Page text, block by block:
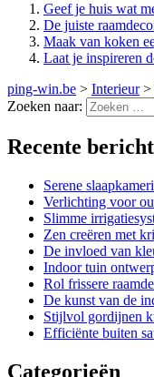
Geef je huis wat
De juiste
Maak van koken
Laat je inspireren
ping-win.be > Interieur>
Zoeken naar:
Recente
Serene
Verlichting voor
Slimme
Zen creëren met
De invloed van
Indoor tuin
Rol frissere
De kunst van de
Stijlvol gordijnen
Efficiënte buiten
Categorieën